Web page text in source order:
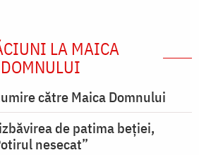
LA MAICA
DOMNULUI
către Maica Domnului
de patima beției,
nesecat”